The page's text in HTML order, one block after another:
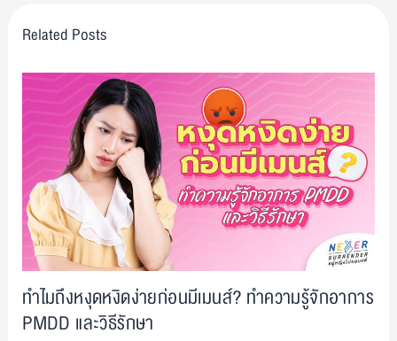
Related Posts
ทำไมถึงหงุดหงิดง่ายก่อนมีเมนส์? ทำความรู้จักอาการ
PMDD และวิธีรักษา